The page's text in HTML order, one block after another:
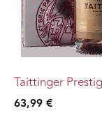
Taittinger
63,99 €